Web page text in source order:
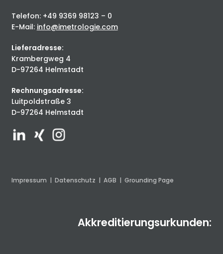
Telefon: +49 9369 98123 – 0
E-Mail: info@imetrologie.com
Lieferadresse:
Krambergweg 4
D-97264 Helmstadt
Rechnungsadresse:
Luitpoldstraße 3
D-97264 Helmstadt
Impressum | Datenschutz | AGB | Grounding Page
Akkreditierungsurkunden: